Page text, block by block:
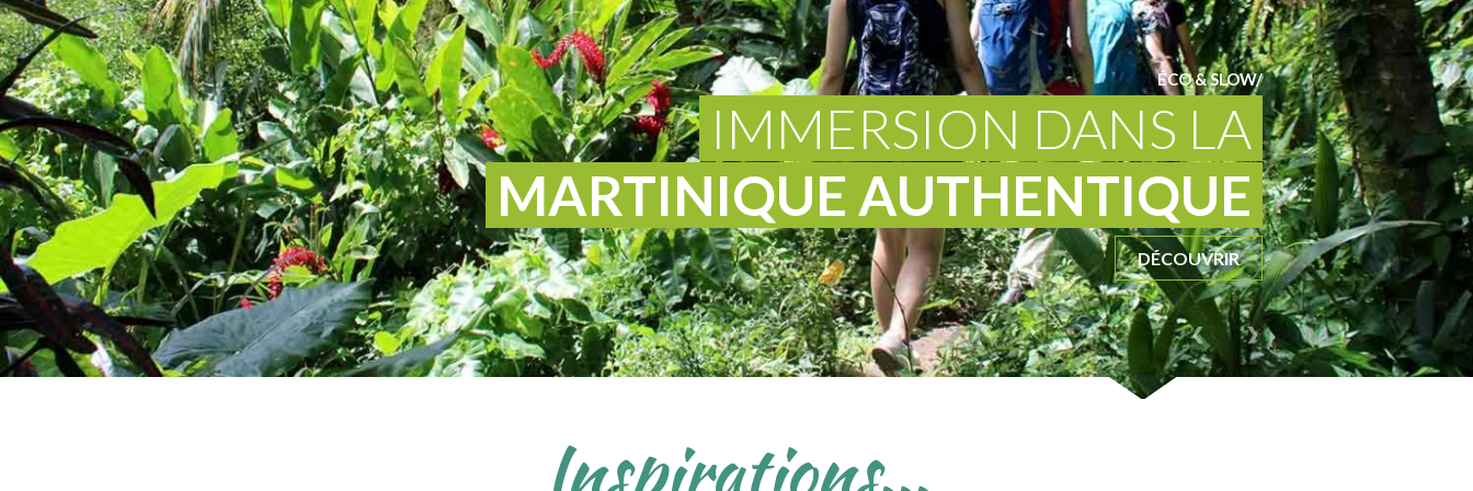
DUCOS
FONDS-SAINT-DENIS
LE MARIGOT
LE MARIN
SAINTE-LUCE
SAINTE-MARIE
ÉCO & SLOW
IMMERSION DANS LA
MARTINIQUE AUTHENTIQUE
DÉCOUVRIR